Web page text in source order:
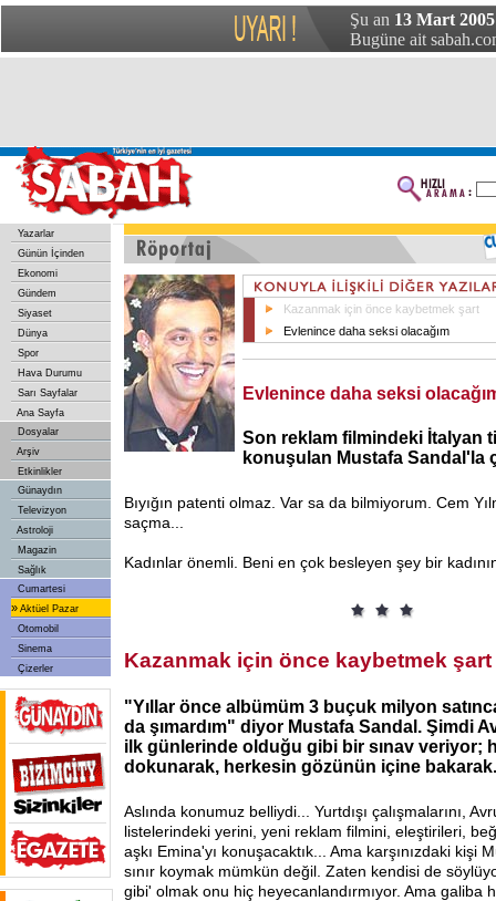
Şu an 13 Mart
Bugüne ait
Yazarlar
Günün İçinden
Ekonomi
Gündem
Siyaset
Dünya
Spor
Hava Durumu
Sarı Sayfalar
Ana Sayfa
Dosyalar
Arşiv
Etkinlikler
Günaydın
Televizyon
Astroloji
Magazin
Sağlık
Cumartesi
» Aktüel Pazar
Otomobil
Sinema
Çizerler
Kazanmak için önce kaybetmek şart
Evlenince daha seksi olacağım
Evlenince daha seksi
Son reklam filmindeki İtalyan
konuşulan Mustafa Sandal'la
Bıyığın patenti olmaz. Var sa da bilmiyorum. Cem
saçma...
Kadınlar önemli. Beni en çok besleyen şey bir
Kazanmak için önce kaybetmek şart
"Yıllar önce albümüm 3 buçuk milyon
da şımardım" diyor Mustafa Sandal. Şimdi
ilk günlerinde olduğu gibi bir sınav veriyor;
dokunarak, herkesin gözünün içine bakarak.
Aslında konumuz belliydi... Yurtdışı çalışmalarını,
listelerindeki yerini, yeni reklam filmini, eleştirileri,
aşkı Emina'yı konuşacaktık... Ama karşınızdaki kişi
sınır koymak mümkün değil. Zaten kendisi de
gibi' olmak onu hiç heyecanlandırmıyor. Ama galiba